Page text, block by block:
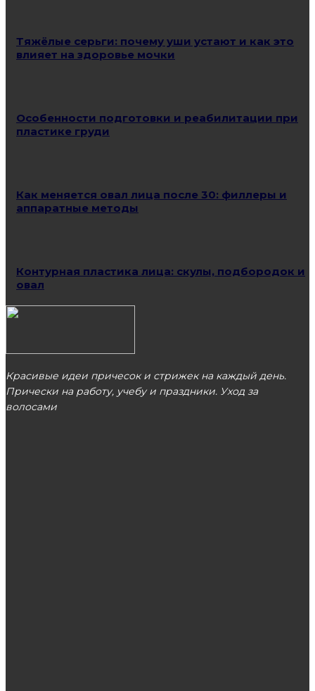
Тяжёлые серьги: почему уши устают и как это
влияет на здоровье мочки
Особенности подготовки и реабилитации при
пластике груди
Как меняется овал лица после 30: филлеры и
аппаратные методы
Контурная пластика лица: скулы, подбородок и
овал
Красивые идеи причесок и стрижек на каждый день.
Прически на работу, учебу и праздники. Уход за
волосами